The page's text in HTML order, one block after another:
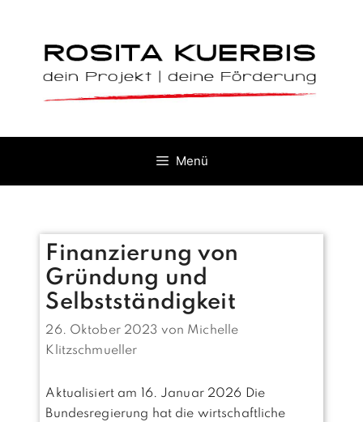
springen
Menü
Finanzierung von
Gründung und
Selbstständigkeit
26. Oktober 2023 von Michelle
Klitzschmueller
Aktualisiert am 16. Januar 2026 Die
Bundesregierung hat die wirtschaftliche